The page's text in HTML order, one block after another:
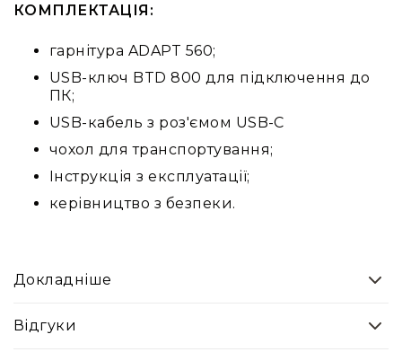
консолі
Аудіоінтерфейси
та
Сплітери,
суматори,
ді-
КОМПЛЕКТАЦІЯ:
гарнітура ADAPT 560;
USB-ключ BTD 800 для підключення до
ПК;
USB-кабель з роз'ємом USB-C
чохол для транспортування;
Інструкція з експлуатації;
керівництво з безпеки.
Докладніше
Відгуки